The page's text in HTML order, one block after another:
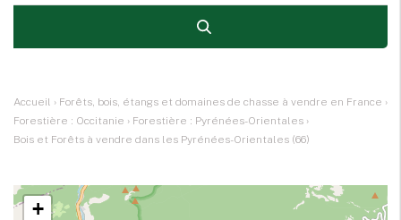
Accueil › Forêts, bois, étangs et domaines de chasse à vendre en France ›
Forestière : Occitanie › Forestière : Pyrénées-Orientales ›
Bois et Forêts à vendre dans les Pyrénées-Orientales (66)
+